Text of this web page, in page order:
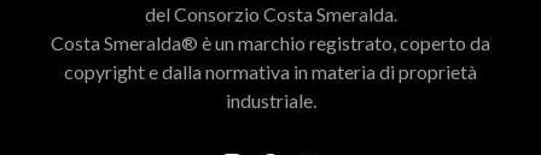
del Consorzio Costa Smeralda.
Costa Smeralda® è un marchio registrato, coperto da
copyright e dalla normativa in materia di proprietà
industriale.